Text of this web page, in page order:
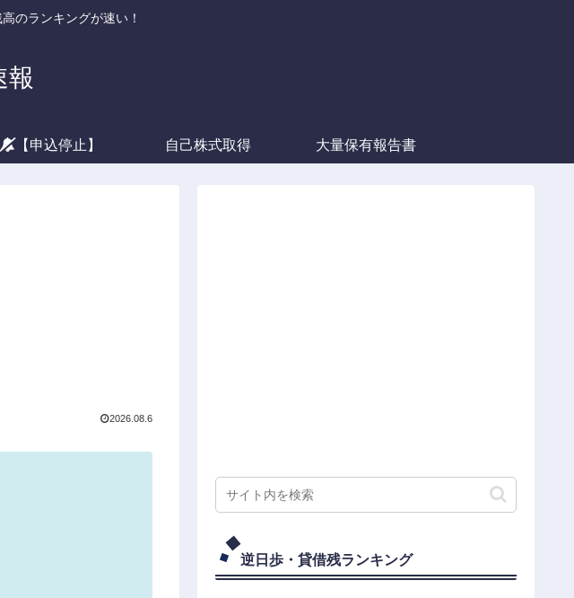
のランキングが速い！
報
【申込停止】 自己株式取得 大量保有報告書
2026.08.6
逆日歩・貸借残ランキング